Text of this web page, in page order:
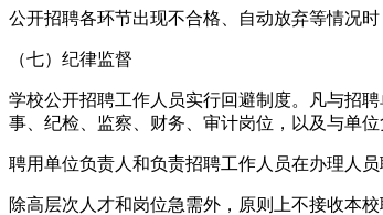
公开招聘各环节出现不合格、自动放弃等情况
（七）纪律监督
学校公开招聘工作人员实行回避制度。凡与招
事、纪检、监察、财务、审计岗位，以及与单
聘用单位负责人和负责招聘工作人员在办理人
除高层次人才和岗位急需外，原则上不接收本校